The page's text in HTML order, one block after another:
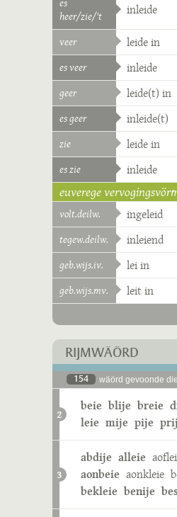
heer/zie/'t
inleide
veer leide in
es veer inleide
geer leide(t) in
es geer inleide(t)
zie leide in
es zie inleide
euverege
volt.deilw. ingeleid
tegew.deilw. inleiend
geb.wijs.iv. lei in
geb.wijs.mv. leit in
RIJMWÄÖRD
154 wäörd gevoonde
2
beie blije breie
leie mije pije
3
abdije alleie
aonbeie aonkleie
bekleie benije